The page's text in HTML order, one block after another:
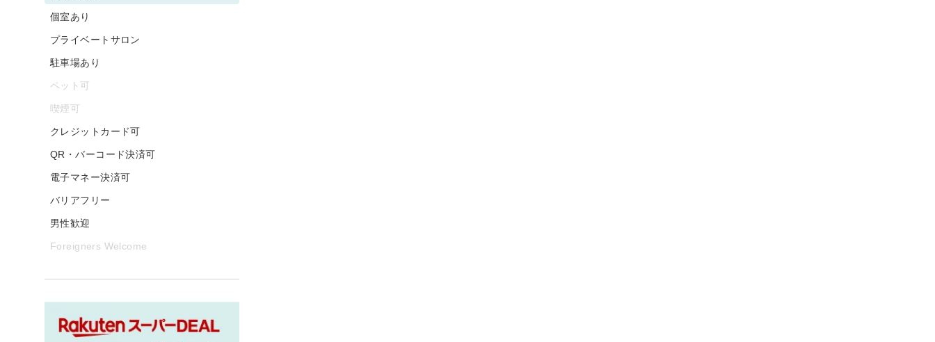
個室あり
プライベートサロン
駐車場あり
ペット可
喫煙可
クレジットカード可
QR・バーコード決済可
電子マネー決済可
バリアフリー
男性歓迎
Foreigners Welcome